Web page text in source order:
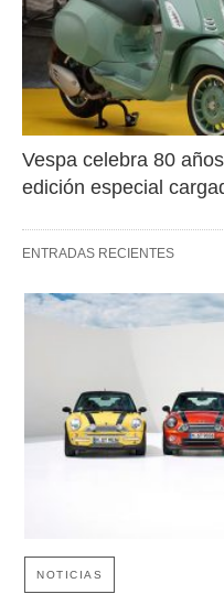
Vespa celebra 80
edición especial
ENTRADAS RECIENTES
NOTICIAS